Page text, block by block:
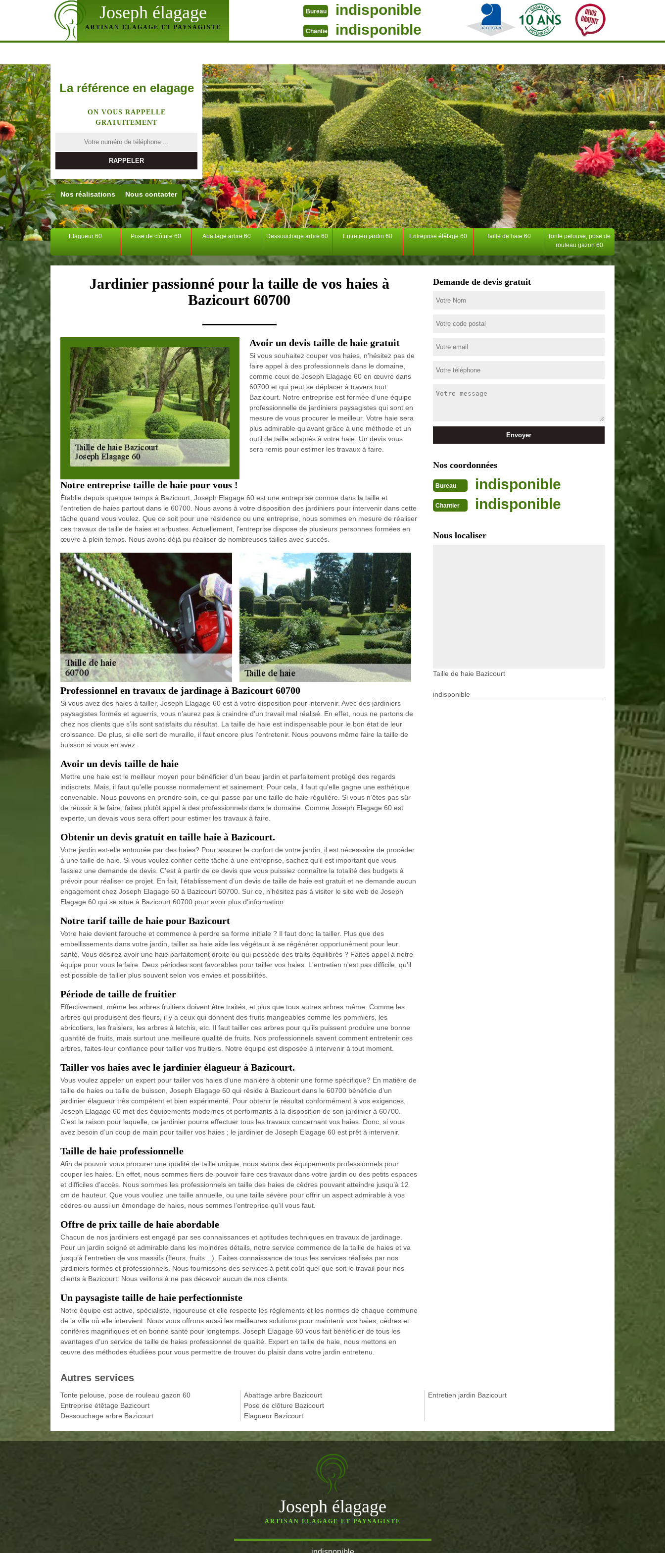
Joseph élagage
ARTISAN ELAGAGE ET PAYSAGISTE
Bureau indisponible
Chantier indisponible
La référence en elagage
ON VOUS RAPPELLE
GRATUITEMENT
Nos réalisations Nous contacter
Elagueur 60 Pose de clôture 60 Abattage arbre 60 Dessouchage arbre 60 Entretien jardin 60 Entreprise étêtage 60 Taille de haie 60
Tonte pelouse, pose de
rouleau gazon 60
Jardinier passionné pour la taille de vos haies à
Bazicourt 60700
Avoir un devis taille de haie gratuit
Si vous souhaitez couper vos haies, n’hésitez pas de
faire appel à des professionnels dans le domaine,
comme ceux de Joseph Elagage 60 en œuvre dans
60700 et qui peut se déplacer à travers tout
Bazicourt. Notre entreprise est formée d’une équipe
professionnelle de jardiniers paysagistes qui sont en
mesure de vous procurer le meilleur. Votre haie sera
plus admirable qu’avant grâce à une méthode et un
outil de taille adaptés à votre haie. Un devis vous
sera remis pour estimer les travaux à faire.
Notre entreprise taille de haie pour vous !
Établie depuis quelque temps à Bazicourt, Joseph Elagage 60 est une entreprise connue dans la taille et
l’entretien de haies partout dans le 60700. Nous avons à votre disposition des jardiniers pour intervenir dans cette
tâche quand vous voulez. Que ce soit pour une résidence ou une entreprise, nous sommes en mesure de réaliser
ces travaux de taille de haies et arbustes. Actuellement, l’entreprise dispose de plusieurs personnes formées en
œuvre à plein temps. Nous avons déjà pu réaliser de nombreuses tailles avec succès.
Professionnel en travaux de jardinage à Bazicourt 60700
Si vous avez des haies à tailler, Joseph Elagage 60 est à votre disposition pour intervenir. Avec des jardiniers
paysagistes formés et aguerris, vous n’aurez pas à craindre d’un travail mal réalisé. En effet, nous ne partons de
chez nos clients que s’ils sont satisfaits du résultat. La taille de haie est indispensable pour le bon état de leur
croissance. De plus, si elle sert de muraille, il faut encore plus l’entretenir. Nous pouvons même faire la taille de
buisson si vous en avez.
Avoir un devis taille de haie
Mettre une haie est le meilleur moyen pour bénéficier d’un beau jardin et parfaitement protégé des regards
indiscrets. Mais, il faut qu'elle pousse normalement et sainement. Pour cela, il faut qu'elle gagne une esthétique
convenable. Nous pouvons en prendre soin, ce qui passe par une taille de haie régulière. Si vous n’êtes pas sûr
de réussir à le faire, faites plutôt appel à des professionnels dans le domaine. Comme Joseph Elagage 60 est
experte, un devais vous sera offert pour estimer les travaux à faire.
Obtenir un devis gratuit en taille haie à Bazicourt.
Votre jardin est-elle entourée par des haies? Pour assurer le confort de votre jardin, il est nécessaire de procéder
à une taille de haie. Si vous voulez confier cette tâche à une entreprise, sachez qu’il est important que vous
fassiez une demande de devis. C’est à partir de ce devis que vous puissiez connaître la totalité des budgets à
prévoir pour réaliser ce projet. En fait, l’établissement d’un devis de taille de haie est gratuit et ne demande aucun
engagement chez Joseph Elagage 60 à Bazicourt 60700. Sur ce, n’hésitez pas à visiter le site web de Joseph
Elagage 60 qui se situe à Bazicourt 60700 pour avoir plus d’information.
Notre tarif taille de haie pour Bazicourt
Votre haie devient farouche et commence à perdre sa forme initiale ? Il faut donc la tailler. Plus que des
embellissements dans votre jardin, tailler sa haie aide les végétaux à se régénérer opportunément pour leur
santé. Vous désirez avoir une haie parfaitement droite ou qui possède des traits équilibrés ? Faites appel à notre
équipe pour vous le faire. Deux périodes sont favorables pour tailler vos haies. L'entretien n'est pas difficile, qu’il
est possible de tailler plus souvent selon vos envies et possibilités.
Période de taille de fruitier
Effectivement, même les arbres fruitiers doivent être traités, et plus que tous autres arbres même. Comme les
arbres qui produisent des fleurs, il y a ceux qui donnent des fruits mangeables comme les pommiers, les
abricotiers, les fraisiers, les arbres à letchis, etc. Il faut tailler ces arbres pour qu’ils puissent produire une bonne
quantité de fruits, mais surtout une meilleure qualité de fruits. Nos professionnels savent comment entretenir ces
arbres, faites-leur confiance pour tailler vos fruitiers. Notre équipe est disposée à intervenir à tout moment.
Tailler vos haies avec le jardinier élagueur à Bazicourt.
Vous voulez appeler un expert pour tailler vos haies d’une manière à obtenir une forme spécifique? En matière de
taille de haies ou taille de buisson, Joseph Elagage 60 qui réside à Bazicourt dans le 60700 bénéficie d’un
jardinier élagueur très compétent et bien expérimenté. Pour obtenir le résultat conformément à vos exigences,
Joseph Elagage 60 met des équipements modernes et performants à la disposition de son jardinier à 60700.
C’est la raison pour laquelle, ce jardinier pourra effectuer tous les travaux concernant vos haies. Donc, si vous
avez besoin d’un coup de main pour tailler vos haies ; le jardinier de Joseph Elagage 60 est prêt à intervenir.
Taille de haie professionnelle
Afin de pouvoir vous procurer une qualité de taille unique, nous avons des équipements professionnels pour
couper les haies. En effet, nous sommes fiers de pouvoir faire ces travaux dans votre jardin ou des petits espaces
et difficiles d’accès. Nous sommes les professionnels en taille des haies de cèdres pouvant atteindre jusqu’à 12
cm de hauteur. Que vous vouliez une taille annuelle, ou une taille sévère pour offrir un aspect admirable à vos
cèdres ou aussi un émondage de haies, nous sommes l’entreprise qu’il vous faut.
Offre de prix taille de haie abordable
Chacun de nos jardiniers est engagé par ses connaissances et aptitudes techniques en travaux de jardinage.
Pour un jardin soigné et admirable dans les moindres détails, notre service commence de la taille de haies et va
jusqu’à l’entretien de vos massifs (fleurs, fruits…). Faites connaissance de tous les services réalisés par nos
jardiniers formés et professionnels. Nous fournissons des services à petit coût quel que soit le travail pour nos
clients à Bazicourt. Nous veillons à ne pas décevoir aucun de nos clients.
Un paysagiste taille de haie perfectionniste
Notre équipe est active, spécialiste, rigoureuse et elle respecte les règlements et les normes de chaque commune
de la ville où elle intervient. Nous vous offrons aussi les meilleures solutions pour maintenir vos haies, cèdres et
conifères magnifiques et en bonne santé pour longtemps. Joseph Elagage 60 vous fait bénéficier de tous les
avantages d’un service de taille de haies professionnel de qualité. Expert en taille de haie, nous mettons en
œuvre des méthodes étudiées pour vous permettre de trouver du plaisir dans votre jardin entretenu.
Demande de devis gratuit
Nos coordonnées
Bureau indisponible
Chantier indisponible
Nous localiser
Taille de haie Bazicourt
indisponible
Autres services
Tonte pelouse, pose de rouleau gazon 60
Entreprise étêtage Bazicourt
Dessouchage arbre Bazicourt
Abattage arbre Bazicourt
Pose de clôture Bazicourt
Elagueur Bazicourt
Entretien jardin Bazicourt
Joseph élagage
ARTISAN ELAGAGE ET PAYSAGISTE